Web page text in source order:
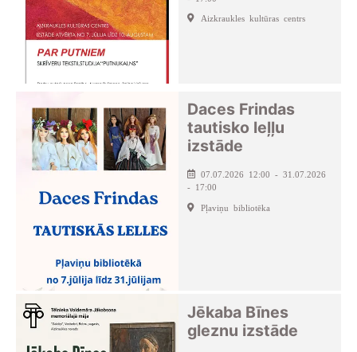
Aizkraukles kultūras centrs
Daces Frindas
tautisko leļļu
izstāde
07.07.2026 12:00 - 31.07.2026
- 17:00
Pļaviņu bibliotēka
Jēkaba Bīnes
gleznu izstāde